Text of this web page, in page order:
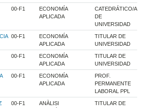
00-F1
ECONOMÍA
APLICADA
CATEDRÁTICO/A
DE
UNIVERSIDAD
00-F1
ECONOMÍA
APLICADA
TITULAR DE
UNIVERSIDAD
00-F1
ECONOMÍA
APLICADA
TITULAR DE
UNIVERSIDAD
00-F1
ECONOMÍA
APLICADA
PROF.
PERMANENTE
LABORAL PPL
00-F1
ANÀLISI
TITULAR DE